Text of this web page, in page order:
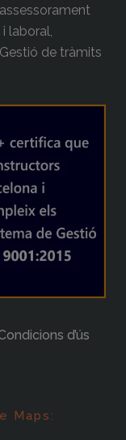
laboral,
de tràmits
d’ús
Maps: